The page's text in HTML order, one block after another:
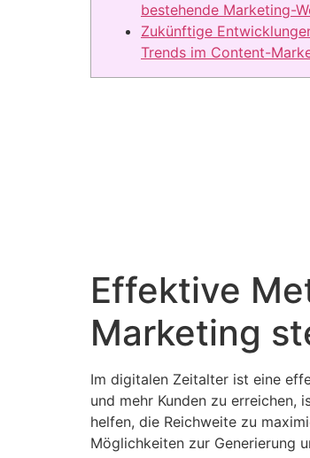
bestehende Marketing-
Zukünftige
Trends im Content-
Effektive
Marketing
Im digitalen Zeitalter ist eine
und mehr Kunden zu erreichen,
helfen, die Reichweite zu
Möglichkeiten zur Generierung